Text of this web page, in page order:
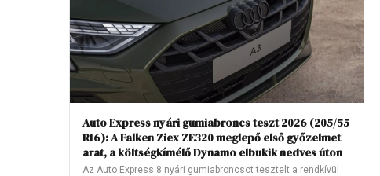
Auto Express nyári gumiabroncs teszt 2026 (205/55
R16): A Falken Ziex ZE320 meglepő első győzelmet
arat, a költségkímélő Dynamo elbukik nedves úton
Az Auto Express 8 nyári gumiabroncsot tesztelt a rendkívül